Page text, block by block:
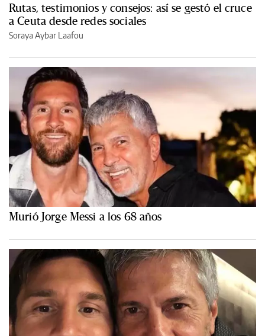
Rutas, testimonios y consejos: así se gestó el cruce
a Ceuta desde redes sociales
Soraya Aybar Laafou
Murió Jorge Messi a los 68 años